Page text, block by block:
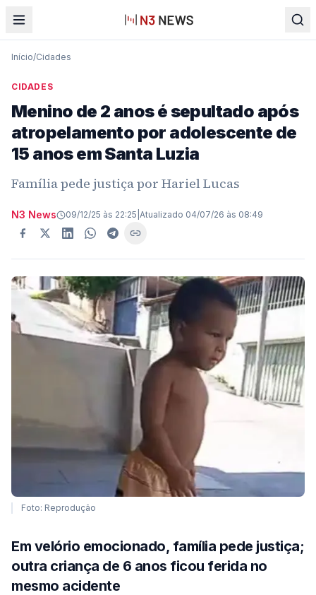
Início/Cidades
CIDADES
Menino de 2 anos é sepultado após
atropelamento por adolescente de
15 anos em Santa Luzia
Família pede justiça por Hariel Lucas
N3 News 09/12/25 às 22:25 Atualizado 04/07/26 às 08:49
Foto: Reprodução
Em velório emocionado, família pede justiça;
outra criança de 6 anos ficou ferida no
mesmo acidente